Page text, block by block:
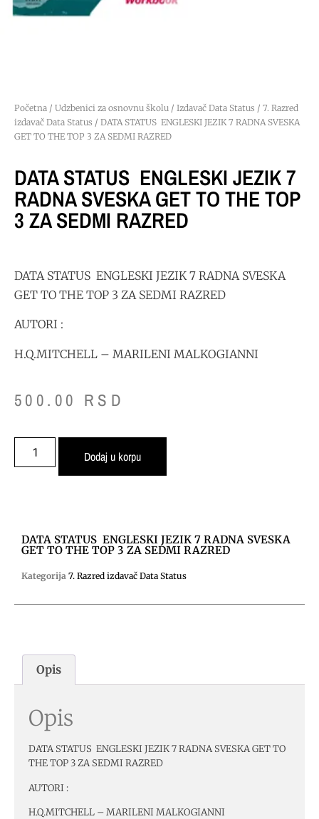
Početna / Udzbenici za osnovnu školu / Izdavač Data Status / 7. Razred
izdavač Data Status / DATA STATUS ENGLESKI JEZIK 7 RADNA SVESKA
GET TO THE TOP 3 ZA SEDMI RAZRED
DATA STATUS ENGLESKI JEZIK 7
RADNA SVESKA GET TO THE TOP
3 ZA SEDMI RAZRED
DATA STATUS ENGLESKI JEZIK 7 RADNA SVESKA
GET TO THE TOP 3 ZA SEDMI RAZRED
AUTORI :
H.Q.MITCHELL – MARILENI MALKOGIANNI
500.00 RSD
Dodaj u korpu
DATA STATUS ENGLESKI JEZIK 7 RADNA SVESKA
GET TO THE TOP 3 ZA SEDMI RAZRED
Kategorija 7. Razred izdavač Data Status
Opis
Opis
DATA STATUS ENGLESKI JEZIK 7 RADNA SVESKA GET TO
THE TOP 3 ZA SEDMI RAZRED
AUTORI :
H.Q.MITCHELL – MARILENI MALKOGIANNI